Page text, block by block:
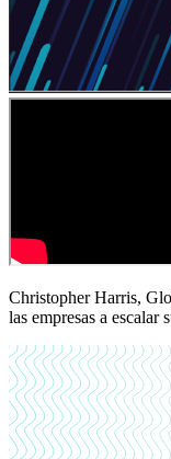
Christopher Harris,
las empresas a